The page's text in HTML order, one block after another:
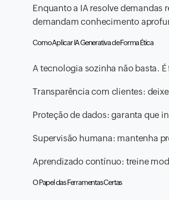
Enquanto a IA resolve
demandam conhecimento
Como Aplicar IA Generativa de Forma Ética
A tecnologia sozinha não basta.
Transparência com clientes:
Proteção de dados: garanta que
Supervisão humana: mantenha
Aprendizado contínuo: treine
O Papel das Ferramentas Certas